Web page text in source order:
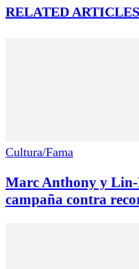
RELATED ARTICLES
Cultura/Fama
Marc Anthony y
campaña contra